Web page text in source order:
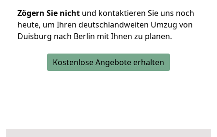
Zögern Sie nicht und kontaktieren Sie uns noch
heute, um Ihren deutschlandweiten Umzug von
Duisburg nach Berlin mit Ihnen zu planen.
Kostenlose Angebote erhalten